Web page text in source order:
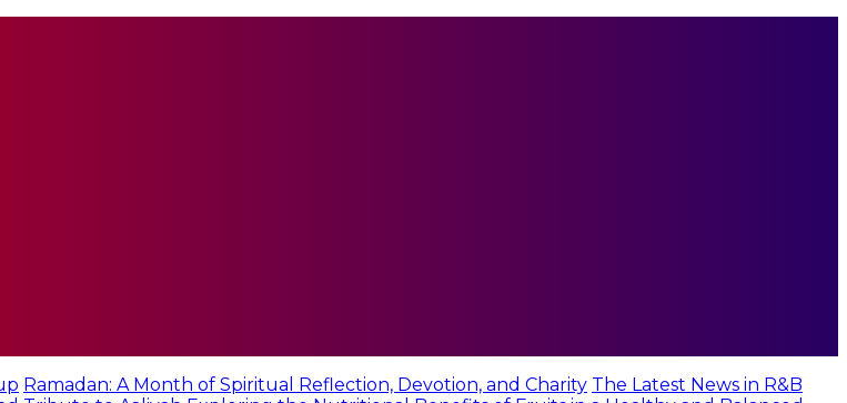
Ramadan: A Month of Spiritual Reflection, Devotion, and Charity The Latest News in R&B